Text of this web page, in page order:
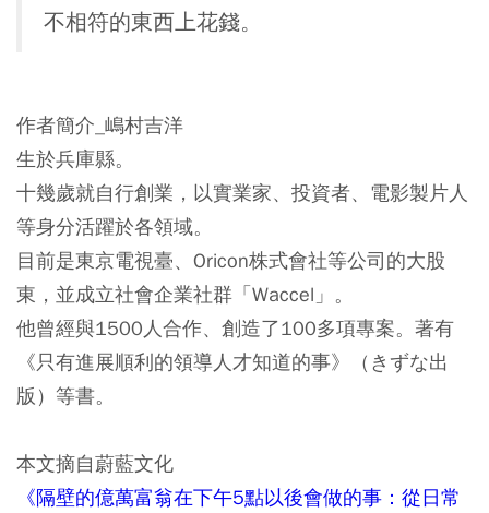
不相符的東西上花錢。
作者簡介_嶋村吉洋
生於兵庫縣。
十幾歲就自行創業，以實業家、投資者、電影製片人
等身分活躍於各領域。
目前是東京電視臺、Oricon株式會社等公司的大股
東，並成立社會企業社群「Waccel」。
他曾經與1500人合作、創造了100多項專案。著有
《只有進展順利的領導人才知道的事》（きずな出
版）等書。
本文摘自蔚藍文化
《隔壁的億萬富翁在下午5點以後會做的事：從日常